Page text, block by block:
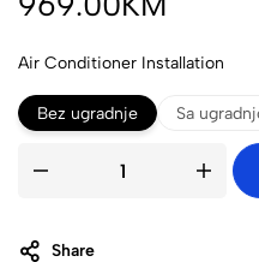
Air Conditioner Installation
Bez ugradnje Sa
Share